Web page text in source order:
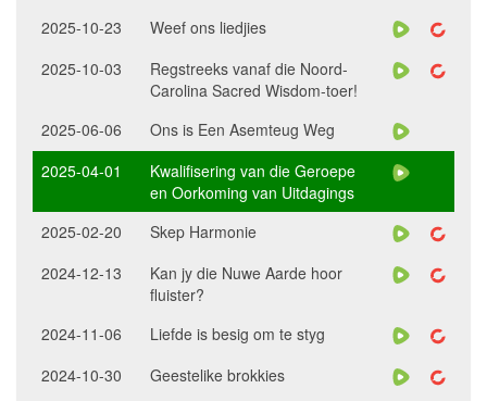
2025-10-23
Weef ons liedjies
2025-10-03
Regstreeks vanaf die Noord-
Carolina Sacred Wisdom-toer!
2025-06-06
Ons is Een Asemteug Weg
2025-04-01
Kwalifisering van die Geroepe
en Oorkoming van Uitdagings
2025-02-20
Skep Harmonie
2024-12-13
Kan jy die Nuwe Aarde hoor
fluister?
2024-11-06
Liefde is besig om te styg
2024-10-30
Geestelike brokkies